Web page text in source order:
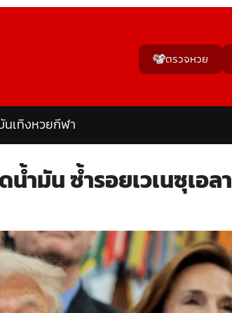
ตรวจหวย
นเทิงหวยกีฬา
ำมัน ซ้ำรอยเวเนซุเอลา